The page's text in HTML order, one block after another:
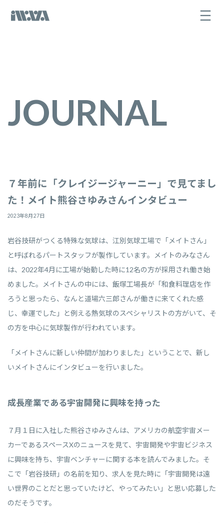
JOURNAL
７年前に「クレイジージャーニー」で見てまし
た！メイト熊谷さゆみさんインタビュー
2023年8月27日
岩谷技研がつくる特殊な気球は、江別気球工場で「メイトさん」
と呼ばれるパートスタッフが製作しています。メイトのみなさん
は、2022年4月に工場が始動した時に12名の方が採用され働き始
めました。メイトさんの中には、飯塚工場長が「和食料理店を作
ろうと思ったら、なんと道場六三郎さんが働きに来てくれた感
じ、幸運でした」と例える熱気球のスペシャリストの方がいて、そ
の方を中心に気球製作が行われています。
「メイトさんに新しい仲間が加わりました」ということで、新し
いメイトさんにインタビューを行いました。
成長産業である宇宙開発に興味を持った
７月１日に入社した熊谷さゆみさんは、アメリカの航空宇宙メー
カーであるスペースXのニュースを見て、宇宙開発や宇宙ビジネス
に興味を持ち、宇宙ベンチャーに関する本を読んでみました。そ
こで「岩谷技研」の名前を知り、求人を見た時に「宇宙開発は遠
い世界のことだと思っていたけど、やってみたい」と思い応募した
のだそうです。